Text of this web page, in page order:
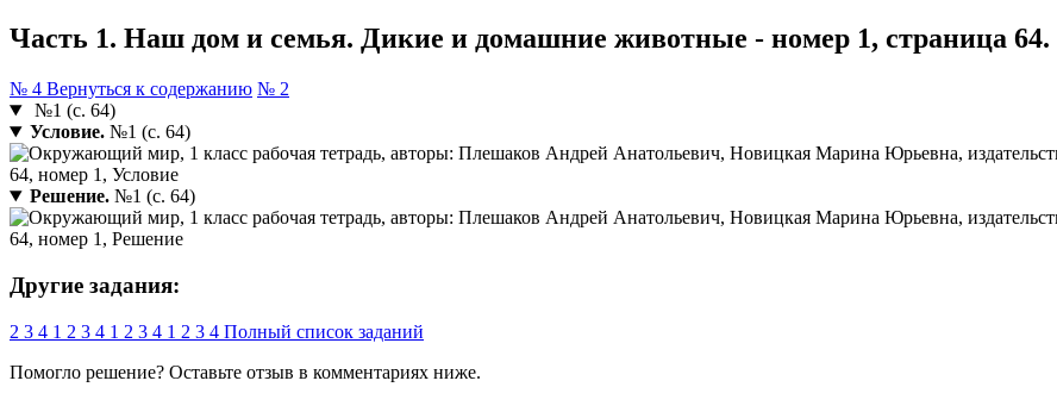
Часть 1. Наш дом и семья. Дикие и домашние животные - номер 1, страница 64.
№ 4 Вернуться к содержанию № 2
№1 (с. 64)
Условие.№1 (с. 64)
Решение.№1 (с. 64)
Другие задания:
2 3 4 1 2 3 4 1 2 3 4 1 2 3 4 Полный список заданий
Помогло решение? Оставьте отзыв в комментариях ниже.